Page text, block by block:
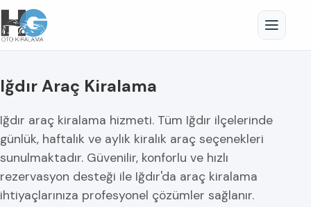
Iğdır Araç Kiralama
Iğdır araç kiralama hizmeti. Tüm Iğdır ilçelerinde
günlük, haftalık ve aylık kiralık araç seçenekleri
sunulmaktadır. Güvenilir, konforlu ve hızlı
rezervasyon desteği ile Iğdır'da araç kiralama
ihtiyaçlarınıza profesyonel çözümler sağlanır.